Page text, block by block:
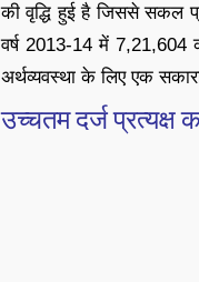
की वृद्धि हुई है जिससे सकल
वर्ष 2013-14 में 7,21,604
अर्थव्यवस्था के लिए एक
उच्चतम दर्ज प्रत्यक्ष